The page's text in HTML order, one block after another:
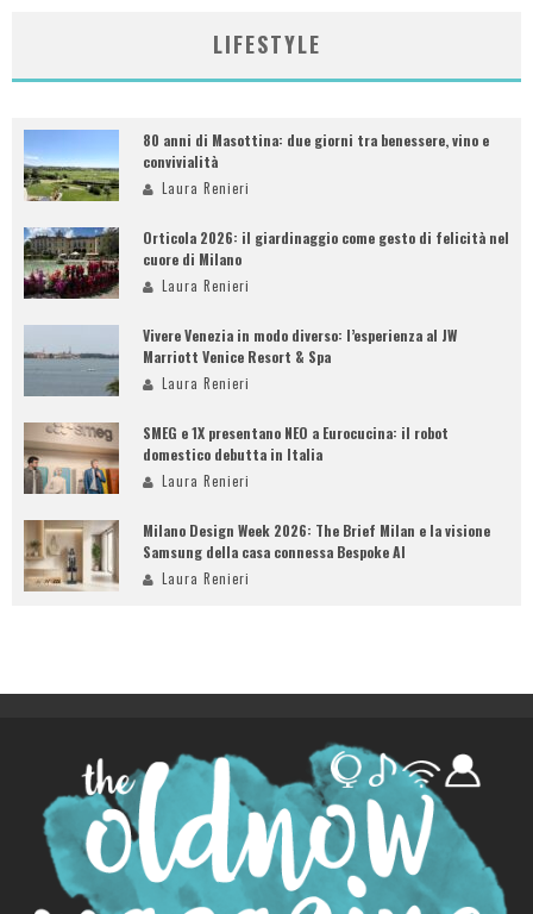
LIFESTYLE
80 anni di Masottina: due giorni tra benessere, vino e
convivialità
Laura Renieri
Orticola 2026: il giardinaggio come gesto di felicità nel
cuore di Milano
Laura Renieri
Vivere Venezia in modo diverso: l’esperienza al JW
Marriott Venice Resort & Spa
Laura Renieri
SMEG e 1X presentano NEO a Eurocucina: il robot
domestico debutta in Italia
Laura Renieri
Milano Design Week 2026: The Brief Milan e la visione
Samsung della casa connessa Bespoke AI
Laura Renieri